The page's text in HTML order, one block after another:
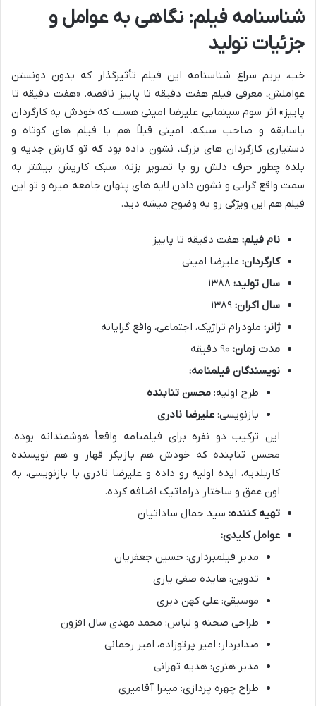
شناسنامه فیلم: نگاهی به عوامل و
جزئیات تولید
خب، بریم سراغ شناسنامه این فیلم تأثیرگذار که بدون دونستن
عواملش، معرفی فیلم هفت دقیقه تا پاییز ناقصه. «هفت دقیقه تا
پاییز» اثر سوم سینمایی علیرضا امینی هست که خودش یه کارگردان
باسابقه و صاحب سبکه. امینی قبلاً هم با فیلم های کوتاه و
دستیاری کارگردان های بزرگ، نشون داده بود که تو کارش جدیه و
بلده چطور حرف دلش رو با تصویر بزنه. سبک کاریش بیشتر به
سمت واقع گرایی و نشون دادن لایه های پنهان جامعه میره و تو این
فیلم هم این ویژگی رو به وضوح میشه دید.
نام فیلم: هفت دقیقه تا پاییز
کارگردان: علیرضا امینی
سال تولید:
سال اکران:
ژانر: ملودرام تراژیک، اجتماعی، واقع گرایانه
مدت زمان:
نویسندگان فیلمنامه:
طرح اولیه: محسن تنابنده
بازنویسی: علیرضا نادری
این ترکیب دو نفره برای فیلمنامه واقعاً هوشمندانه بوده.
محسن تنابنده که خودش هم بازیگر قهار و هم نویسنده
کاربلدیه، ایده اولیه رو داده و علیرضا نادری با بازنویسی، به
اون عمق و ساختار دراماتیک اضافه کرده.
تهیه کننده: سید جمال ساداتیان
عوامل کلیدی:
مدیر فیلمبرداری: حسین جعفریان
تدوین: هایده صفی یاری
موسیقی: علی کهن دیری
طراحی صحنه و لباس: محمد مهدی سال افزون
صدابردار: امیر پرتوزاده، امیر رحمانی
مدیر هنری: هدیه تهرانی
طراح چهره پردازی: میترا آقاميری